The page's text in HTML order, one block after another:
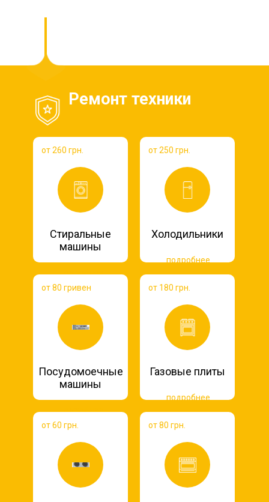
Ремонт техники
от 260 грн.
Стиральные
машины
подробнее
от 250 грн.
Холодильники
подробнее
от 80 гривен
Посудомоечные
машины
подробнее
от 180 грн.
Газовые плиты
подробнее
от 60 грн. от 80 грн.